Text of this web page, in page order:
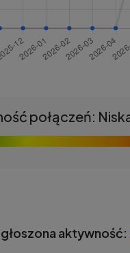
połączeń:
aktywność: